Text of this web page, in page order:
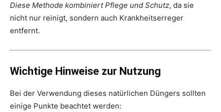
Diese Methode kombiniert Pflege und Schutz, da sie
nicht nur reinigt, sondern auch Krankheitserreger
entfernt.
Wichtige Hinweise zur Nutzung
Bei der Verwendung dieses natürlichen Düngers sollten
einige Punkte beachtet werden: